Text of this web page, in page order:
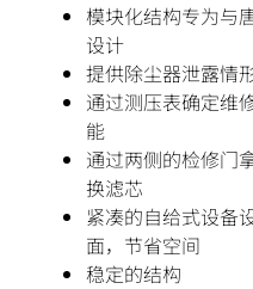
模块化结构专为与
设计
提供除尘器泄露情
通过测压表确定维
能
通过两侧的检修门
换滤芯
紧凑的自给式设备
面，节省空间
稳定的结构